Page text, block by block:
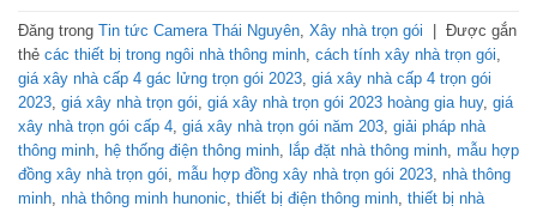
Đăng trong Tin tức Camera Thái Nguyên, Xây nhà trọn gói
Được gắn
thẻ các thiết bị trong ngôi nhà thông minh, cách tính xây nhà trọn gói,
giá xây nhà cấp 4 gác lửng trọn gói 2023, giá xây nhà cấp 4 trọn gói
2023, giá xây nhà trọn gói, giá xây nhà trọn gói 2023 hoàng gia huy, giá
xây nhà trọn gói cấp 4, giá xây nhà trọn gói năm 203, giải pháp nhà
thông minh, hệ thống điện thông minh, lắp đặt nhà thông minh, mẫu hợp
đồng xây nhà trọn gói, mẫu hợp đồng xây nhà trọn gói 2023, nhà thông
minh, nhà thông minh hunonic, thiết bị điện thông minh, thiết bị nhà